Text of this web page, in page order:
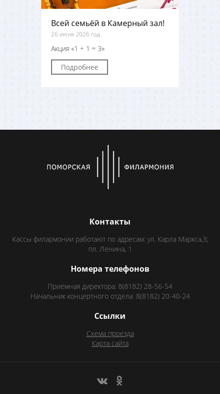
Всей семьёй в Камерный зал!
26 июня 2026 год
Акция «1 + 1 = 3»
Подробнее
Контакты
Кассы филармонии работают по адресам: ул. Карла Маркса,3;
пл. Ленина, 1
Номера телефонов
Приёмная директора: 8(8182) 28-56-54
Начальник концертного отдела: 8(8182) 20-40-24
Ссылки
Схема проезда
Карта сайта